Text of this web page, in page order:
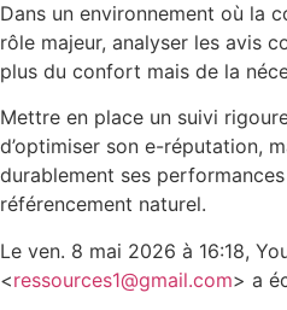
Dans un environnement où la
rôle majeur, analyser les avis
plus du confort mais de la
Mettre en place un suivi
d’optimiser son e-réputation,
durablement ses
référencement naturel.
Le ven. 8 mai 2026 à 16:18,
<ressources1@gmail.com> a